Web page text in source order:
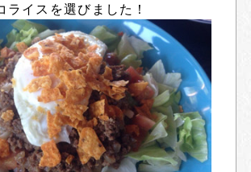
ライスを選びました！